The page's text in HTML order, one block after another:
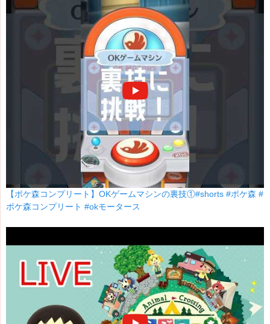
【ポケ森コンプリート】OKゲームマシンの裏技①#shorts #ポケ森 #
ポケ森コンプリート #okモータース